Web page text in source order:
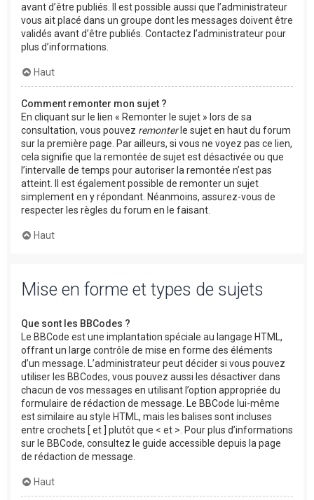
avant d’être publiés. Il est possible aussi que l’administrateur
vous ait placé dans un groupe dont les messages doivent être
validés avant d’être publiés. Contactez l’administrateur pour
plus d’informations.
Haut
Comment remonter mon sujet ?
En cliquant sur le lien « Remonter le sujet » lors de sa
consultation, vous pouvez remonterle sujet en haut du forum
sur la première page. Par ailleurs, si vous ne voyez pas ce lien,
cela signifie que la remontée de sujet est désactivée ou que
l’intervalle de temps pour autoriser la remontée n’est pas
atteint. Il est également possible de remonter un sujet
simplement en y répondant. Néanmoins, assurez-vous de
respecter les règles du forum en le faisant.
Haut
Mise en forme et types de sujets
Que sont les BBCodes ?
Le BBCode est une implantation spéciale au langage HTML,
offrant un large contrôle de mise en forme des éléments
d’un message. L’administrateur peut décider si vous pouvez
utiliser les BBCodes, vous pouvez aussi les désactiver dans
chacun de vos messages en utilisant l’option appropriée du
formulaire de rédaction de message. Le BBCode lui-même
est similaire au style HTML, mais les balises sont incluses
entre crochets [ et ] plutôt que < et >. Pour plus d’informations
sur le BBCode, consultez le guide accessible depuis la page
de rédaction de message.
Haut